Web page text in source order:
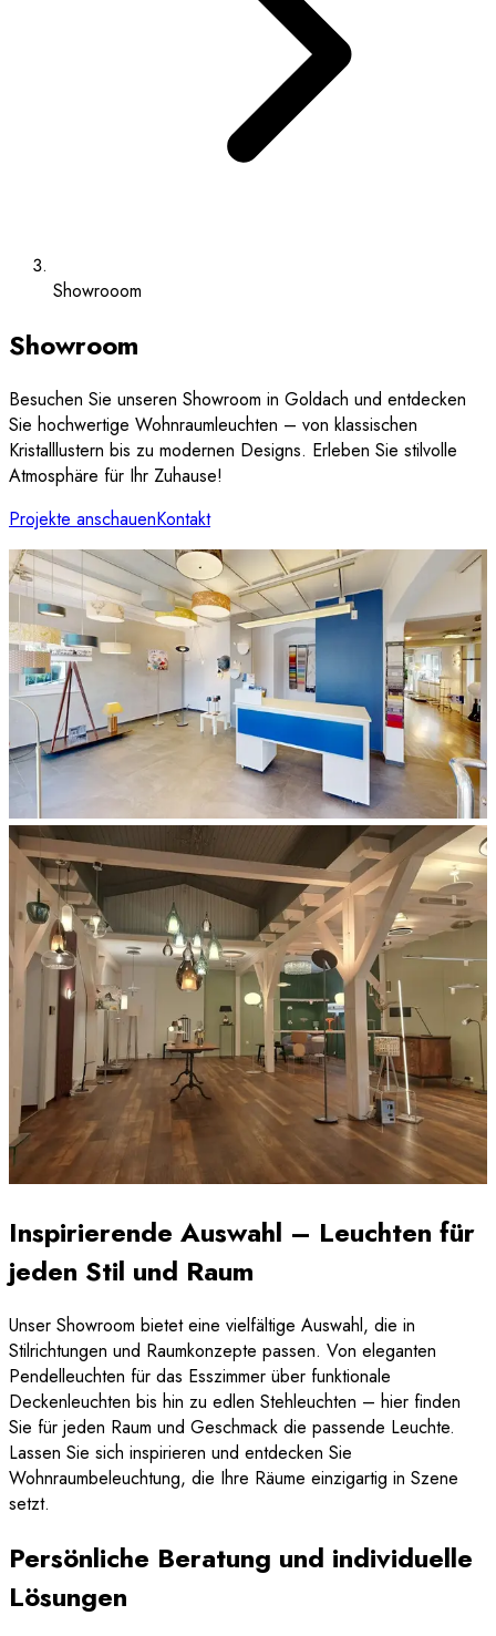
Showrooom
Showroom
Besuchen Sie unseren Showroom in Goldach und entdecken
Sie hochwertige Wohnraumleuchten – von klassischen
Kristalllustern bis zu modernen Designs. Erleben Sie stilvolle
Atmosphäre für Ihr Zuhause!
Projekte anschauenKontakt
Inspirierende Auswahl – Leuchten für
jeden Stil und Raum
Unser Showroom bietet eine vielfältige Auswahl, die in
Stilrichtungen und Raumkonzepte passen. Von eleganten
Pendelleuchten für das Esszimmer über funktionale
Deckenleuchten bis hin zu edlen Stehleuchten – hier finden
Sie für jeden Raum und Geschmack die passende Leuchte.
Lassen Sie sich inspirieren und entdecken Sie
Wohnraumbeleuchtung, die Ihre Räume einzigartig in Szene
setzt.
Persönliche Beratung und individuelle
Lösungen